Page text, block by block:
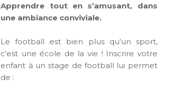
Apprendre tout en s’amusant, dans
une ambiance conviviale.
Le football est bien plus qu'un sport,
c'est une école de la vie ! Inscrire votre
enfant à un stage de football lui permet
de :